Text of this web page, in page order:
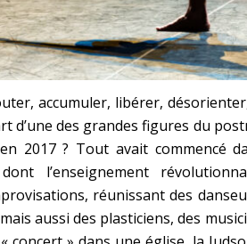
accumuler, libérer,
d’une des grandes figures du
en 2017 ? Tout avait commencé
l’enseignement
réunissant des
aussi des plasticiens, des